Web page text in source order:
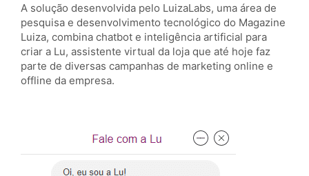
A solução desenvolvida pelo LuizaLabs, uma área de
pesquisa e desenvolvimento tecnológico do Magazine
Luiza, combina chatbot e inteligência artificial para
criar a Lu, assistente virtual da loja que até hoje faz
parte de diversas campanhas de marketing online e
offline da empresa.